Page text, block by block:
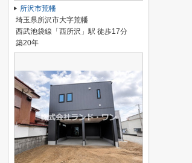
所沢市荒幡
埼玉県所沢市大字荒幡
西武池袋線「西所沢」駅 徒歩17分
築20年